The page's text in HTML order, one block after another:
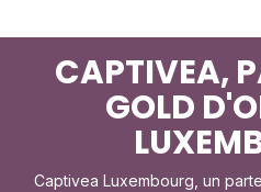
CAPTIVEA,
GOLD
Captivea Luxembourg, un